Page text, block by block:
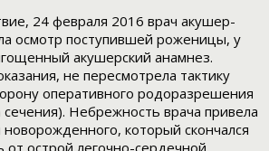
24 февраля 2016 врач акушер-
осмотр поступившей роженицы, у
акушерский анамнез.
не пересмотрела тактику
оперативного родоразрешения
Небрежность врача привела
который скончался